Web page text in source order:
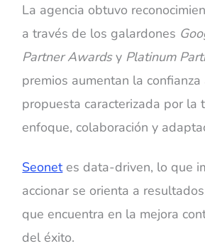
La agencia obtuvo
a través de los galardones
Partner Awardsy Platinum
premios aumentan la confianza
propuesta caracterizada por la
enfoque, colaboración y
Seonetes data-driven, lo que
accionar se orienta a
que encuentra en la mejora
del éxito.